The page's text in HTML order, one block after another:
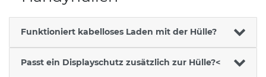
Funktioniert kabelloses Laden mit der Hülle?
Passt ein Displayschutz zusätzlich zur Hülle?<